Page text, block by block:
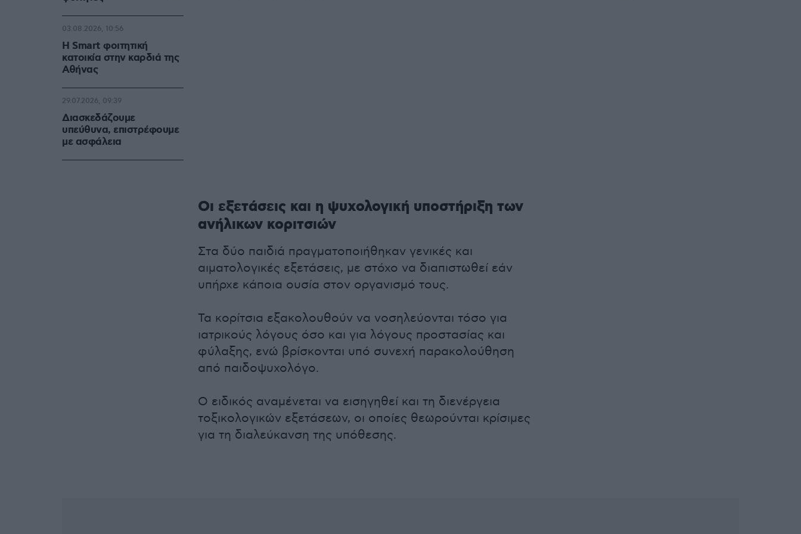
Οι εξετάσεις και η ψυχολογική υποστήριξη των
ανήλικων κοριτσιών
Στα δύο παιδιά πραγματοποιήθηκαν γενικές και
αιματολογικές εξετάσεις, με στόχο να διαπιστωθεί εάν
υπήρχε κάποια ουσία στον οργανισμό τους.
Τα κορίτσια εξακολουθούν να νοσηλεύονται τόσο για
ιατρικούς λόγους όσο και για λόγους προστασίας και
φύλαξης, ενώ βρίσκονται υπό συνεχή παρακολούθηση
από παιδοψυχολόγο.
Ο ειδικός αναμένεται να εισηγηθεί και τη διενέργεια
τοξικολογικών εξετάσεων, οι οποίες θεωρούνται κρίσιμες
για τη διαλεύκανση της υπόθεσης.
Η Smart φοιτητική
κατοικία στην καρδιά της
Αθήνας
03.08.2026, 10:56
Διασκεδάζουμε
υπεύθυνα, επιστρέφουμε
με ασφάλεια
29.07.2026, 09:39